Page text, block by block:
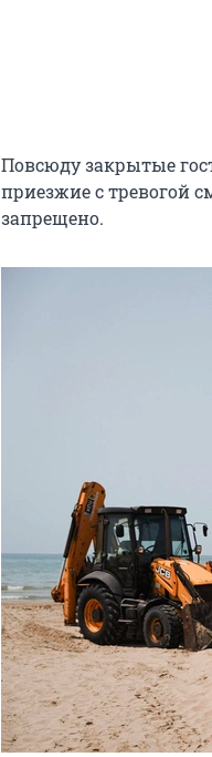
Повсюду закрытые
приезжие с тревогой
запрещено.